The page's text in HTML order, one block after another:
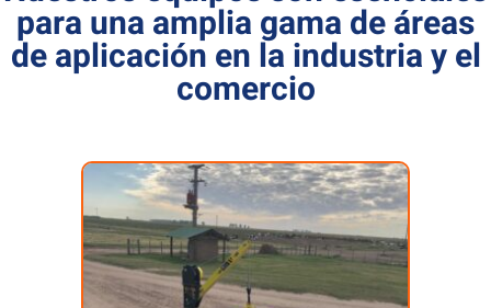
para una amplia gama de áreas
de aplicación en la industria y el
comercio